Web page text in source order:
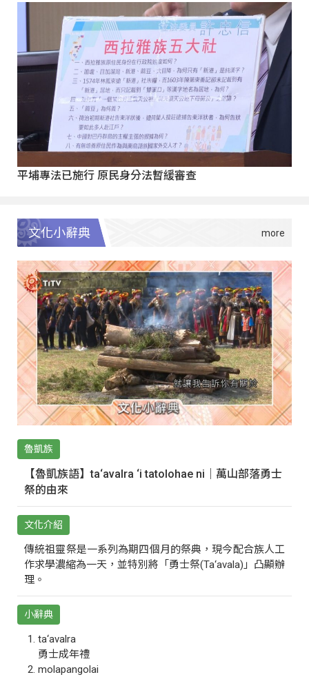
平埔專法已施行 原民身分法暫緩審查
文化小辭典
魯凱族
【魯凱族語】ta‘avalra ‘i tatolohae ni｜萬山部落勇士
祭的由來
文化介紹
傳統祖靈祭是一系列為期四個月的祭典，現今配合族人工
作求學濃縮為一天，並特別將「勇士祭(Ta‘avala)」凸顯辦
理。
小辭典
ta‘avalra
勇士成年禮
molapangolai